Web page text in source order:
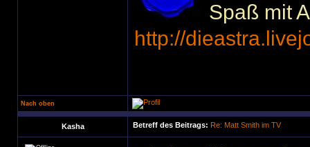
Spaß mit
http://
Nach oben
Kasha Betreff des Beitrags: Re: Matt Smith im TV